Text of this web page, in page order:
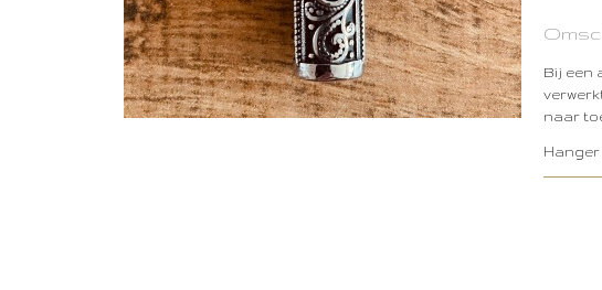
Bij een
naar
Hanger